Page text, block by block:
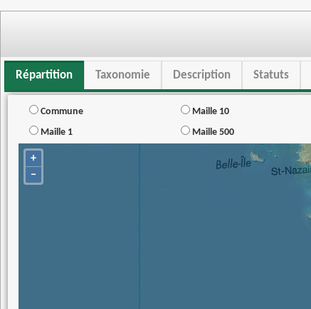
Répartition Taxonomie Description Statuts
Commune Maille 10
Maille 1
Maille 500
+
−